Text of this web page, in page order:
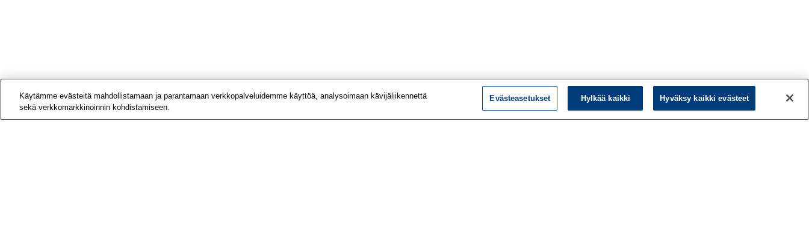
Käytämme evästeitä mahdollistamaan ja parantamaan verkkopalveluidemme käyttöä, analysoimaan kävijäliikennettä
sekä verkkomarkkinoinnin kohdistamiseen.
Evästeasetukset Hylkää kaikki Hyväksy kaikki evästeet